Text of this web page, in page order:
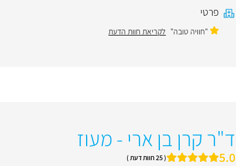
פרטי
"חוויה טובה" לקריאת חוות הדעת
ד"ר קרן בן ארי - מעוז
5.0 ( 25 חוות דעת )